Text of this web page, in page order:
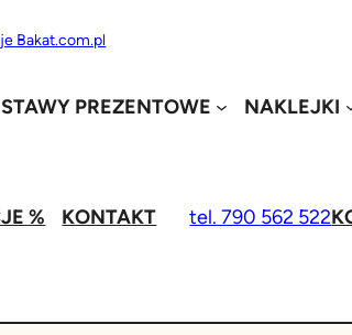
Bakat.com.pl
PREZENTOWE NAKLEJKI
% KONTAKT tel. 790 562 522